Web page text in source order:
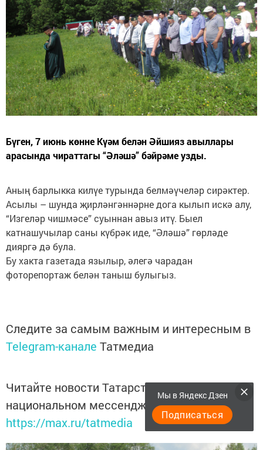
Бүген, 7 июнь көнне Күәм белән Әйшияз авыллары
арасында чираттагы “Әләшә” бәйрәме узды.
Аның барлыкка килүе турында белмәүчеләр сирәктер.
Асылы – шунда җирләнгәннәрне дога кылып искә алу,
“Изгеләр чишмәсе” суыннан авыз итү. Быел
катнашучылар саны күбрәк иде, “Әләшә” гөрләде
дияргә дә була.
Бу хакта газетада язылыр, әлегә чарадан
фоторепортаж белән таныш булыгыз.
Следите за самым важным и интересным в
Telegram-канале Татмедиа
Читайте новости Татарстана в
национальном мессенджере MАХ:
https://max.ru/tatmedia
Мы в Яндекс Дзен
Подписаться